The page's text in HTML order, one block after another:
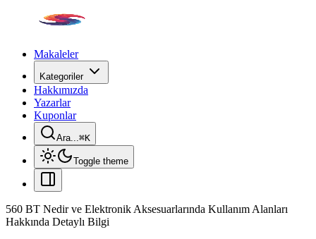
Makaleler
Kategoriler
Hakkımızda
Yazarlar
Kuponlar
Ara...⌘K
Toggle theme
560 BT Nedir ve Elektronik Aksesuarlarında Kullanım Alanları
Hakkında Detaylı Bilgi